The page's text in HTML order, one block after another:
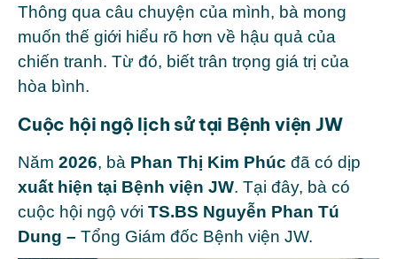
Thông qua câu chuyện của mình, bà mong
muốn thế giới hiểu rõ hơn về hậu quả của
chiến tranh. Từ đó, biết trân trọng giá trị của
hòa bình.
Cuộc hội ngộ lịch sử tại Bệnh viện JW
Năm 2026, bà Phan Thị Kim Phúc đã có dịp
xuất hiện tại Bệnh viện JW. Tại đây, bà có
cuộc hội ngộ với TS.BS Nguyễn Phan Tú
Dung – Tổng Giám đốc Bệnh viện JW.